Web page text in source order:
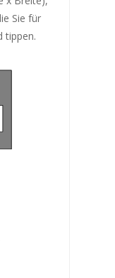
Sie für
tippen.